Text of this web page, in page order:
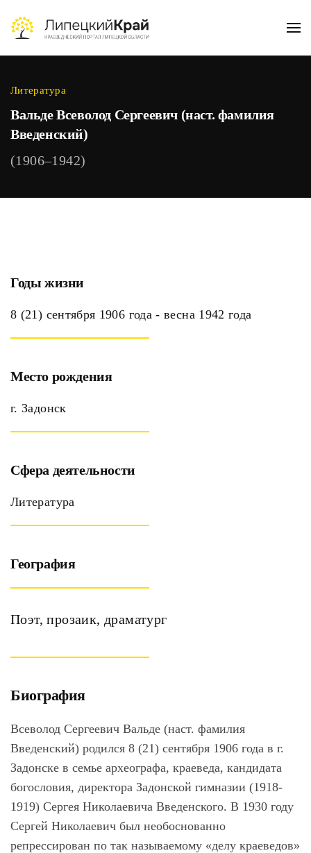
Skip to main content
Литература
Вальде Всеволод Сергеевич (наст. фамилия
Введенский)
(1906–1942)
Поэт, прозаик, драматург
Биография
Всеволод Сергеевич Вальде (наст. фамилия
Введенский) родился 8 (21) сентября 1906 года в г.
Задонске в семье археографа, краеведа, кандидата
богословия, директора Задонской гимназии (1918-
1919) Сергея Николаевича Введенского. В 1930 году
Сергей Николаевич был необоснованно
репрессирован по так называемому «делу краеведов»
Годы жизни
8 (21) сентября 1906 года - весна 1942 года
Место рождения
г. Задонск
Сфера деятельности
Литература
География